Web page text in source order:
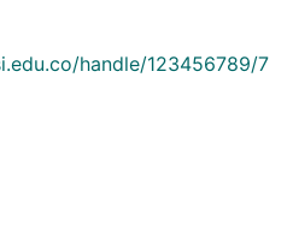
handle/123456789/7